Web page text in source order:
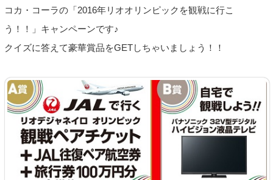
コカ・コーラの「2016年リオオリンピックを観戦に行こ
う！！」キャンペーンです♪
クイズに答えて豪華賞品をGETしちゃいましょう！！